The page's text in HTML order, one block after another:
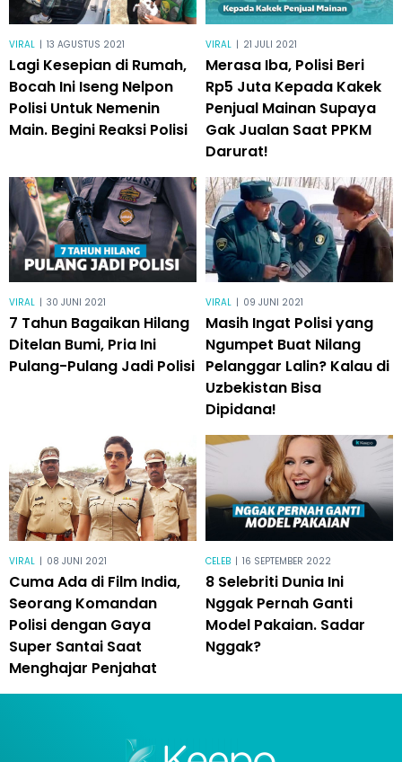
VIRAL | 13 AGUSTUS 2021
Lagi Kesepian di Rumah,
Bocah Ini Iseng Nelpon
Polisi Untuk Nemenin
Main. Begini Reaksi Polisi
VIRAL | 21 JULI 2021
Merasa Iba, Polisi Beri
Rp5 Juta Kepada Kakek
Penjual Mainan Supaya
Gak Jualan Saat PPKM
Darurat!
VIRAL | 30 JUNI 2021
7 Tahun Bagaikan Hilang
Ditelan Bumi, Pria Ini
Pulang-Pulang Jadi Polisi
VIRAL | 09 JUNI 2021
Masih Ingat Polisi yang
Ngumpet Buat Nilang
Pelanggar Lalin? Kalau di
Uzbekistan Bisa
Dipidana!
VIRAL | 08 JUNI 2021
Cuma Ada di Film India,
Seorang Komandan
Polisi dengan Gaya
Super Santai Saat
Menghajar Penjahat
CELEB | 16 SEPTEMBER 2022
8 Selebriti Dunia Ini
Nggak Pernah Ganti
Model Pakaian. Sadar
Nggak?